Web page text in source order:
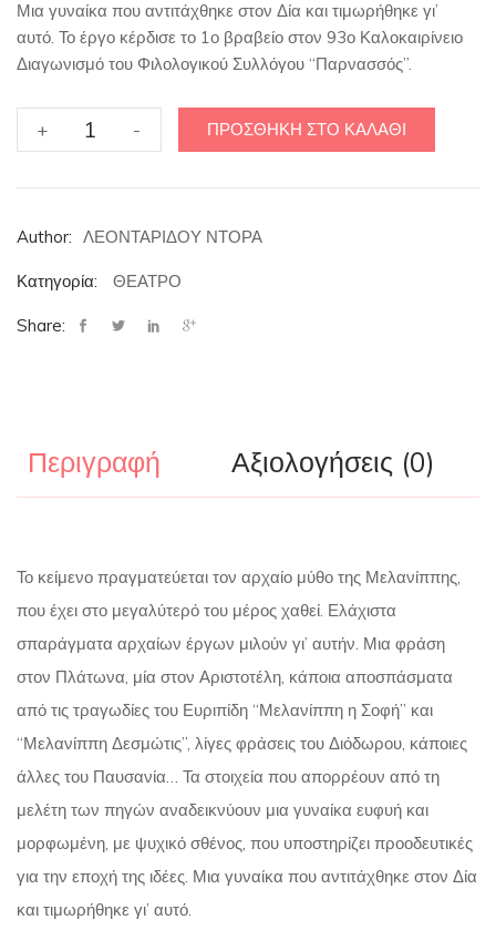
Μια γυναίκα που αντιτάχθηκε στον Δία και τιμωρήθηκε γι’
αυτό. Το έργο κέρδισε το 1ο βραβείο στον 93ο Καλοκαιρίνειο
Διαγωνισμό του Φιλολογικού Συλλόγου “Παρνασσός”.
+
ΜΕΛΑΝΙΠΠΗ
ποσότητα
- ΠΡΟΣΘΉΚΗ ΣΤΟ ΚΑΛΆΘΙ
Author: ΛΕΟΝΤΑΡΙΔΟΥ ΝΤΟΡΑ
Κατηγορία: ΘΕΑΤΡΟ
Share:
Περιγραφή Αξιολογήσεις (0)
Το κείμενο πραγματεύεται τον αρχαίο μύθο της Μελανίππης,
που έχει στο μεγαλύτερό του μέρος χαθεί. Ελάχιστα
σπαράγματα αρχαίων έργων μιλούν γι’ αυτήν. Μια φράση
στον Πλάτωνα, μία στον Αριστοτέλη, κάποια αποσπάσματα
από τις τραγωδίες του Ευριπίδη “Μελανίππη η Σοφή” και
“Μελανίππη Δεσμώτις”, λίγες φράσεις του Διόδωρου, κάποιες
άλλες του Παυσανία… Τα στοιχεία που απορρέουν από τη
μελέτη των πηγών αναδεικνύουν μια γυναίκα ευφυή και
μορφωμένη, με ψυχικό σθένος, που υποστηρίζει προοδευτικές
για την εποχή της ιδέες. Μια γυναίκα που αντιτάχθηκε στον Δία
και τιμωρήθηκε γι’ αυτό.